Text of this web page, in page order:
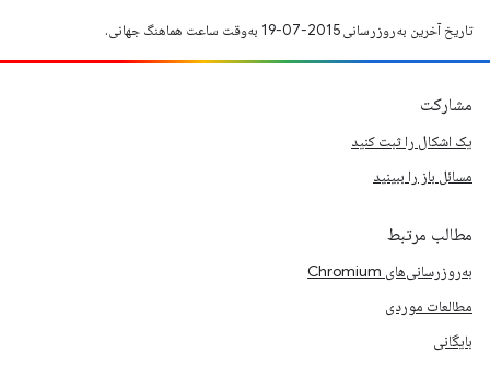
تاریخ آخرین به‌روزرسانی 2015-07-19 به‌وقت ساعت هماهنگ جهانی.
مشارکت
یک اشکال را ثبت کنید
مسائل باز را ببینید
مطالب مرتبط
به‌روزرسانی‌های Chromium
مطالعات موردی
بایگانی